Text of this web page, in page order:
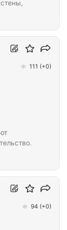
по
Доставка
Работа
111 (+0)
94 (+0)